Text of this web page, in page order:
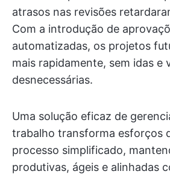
atrasos nas revisões
Com a introdução de
automatizadas, os projetos
mais rapidamente, sem idas e
desnecessárias.
Uma solução eficaz de
trabalho transforma esforços
processo simplificado,
produtivas, ágeis e alinhadas